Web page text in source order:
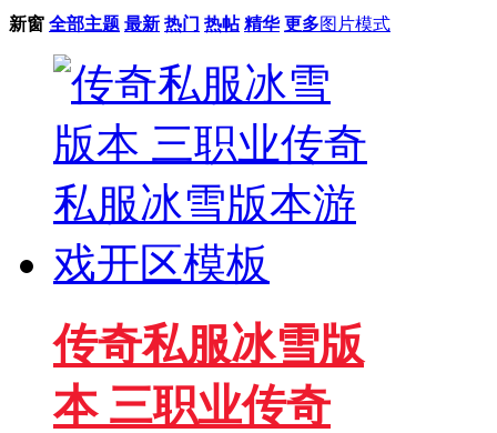
新窗 全部主题 最新 热门 热帖 精华 更多图片模式
传奇私服冰雪版
本 三职业传奇